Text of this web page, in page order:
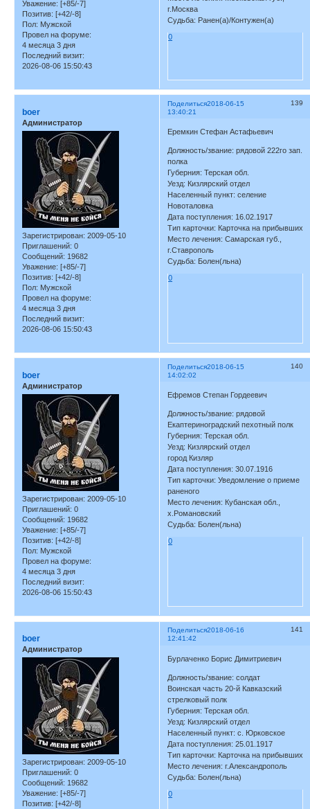
Уважение: [+85/-7]
Позитив: [+42/-8]
Пол: Мужской
Провел на форуме:
4 месяца 3 дня
Последний визит:
2026-08-06 15:50:43
г.Москва
Судьба: Ранен(а)/Контужен(а)
0
Поделиться 139
2018-06-15
13:40:21
boer
Администратор
Зарегистрирован: 2009-05-10
Приглашений: 0
Сообщений: 19682
Уважение: [+85/-7]
Позитив: [+42/-8]
Пол: Мужской
Провел на форуме:
4 месяца 3 дня
Последний визит:
2026-08-06 15:50:43
Еремкин Стефан Астафьевич
Должность/звание: рядовой 222го зап.
полка
Губерния: Терская обл.
Уезд: Кизлярский отдел
Населенный пункт: селение
Новоталовка
Дата поступления: 16.02.1917
Тип карточки: Карточка на прибывших
Место лечения: Самарская губ.,
г.Ставрополь
Судьба: Болен(льна)
0
Поделиться 140
2018-06-15
14:02:02
boer
Администратор
Зарегистрирован: 2009-05-10
Приглашений: 0
Сообщений: 19682
Уважение: [+85/-7]
Позитив: [+42/-8]
Пол: Мужской
Провел на форуме:
4 месяца 3 дня
Последний визит:
2026-08-06 15:50:43
Ефремов Степан Гордеевич
Должность/звание: рядовой
Екаптериноградский пехотный полк
Губерния: Терская обл.
Уезд: Кизлярский отдел
город Кизляр
Дата поступления: 30.07.1916
Тип карточки: Уведомление о приеме
раненого
Место лечения: Кубанская обл.,
х.Романовский
Судьба: Болен(льна)
0
Поделиться 141
2018-06-16
12:41:42
boer
Администратор
Зарегистрирован: 2009-05-10
Приглашений: 0
Сообщений: 19682
Уважение: [+85/-7]
Позитив: [+42/-8]
Бурлаченко Борис Димитриевич
Должность/звание: солдат
Воинская часть 20-й Кавказский
стрелковый полк
Губерния: Терская обл.
Уезд: Кизлярский отдел
Населенный пункт: с. Юрковское
Дата поступления: 25.01.1917
Тип карточки: Карточка на прибывших
Место лечения: г.Александрополь
Судьба: Болен(льна)
0